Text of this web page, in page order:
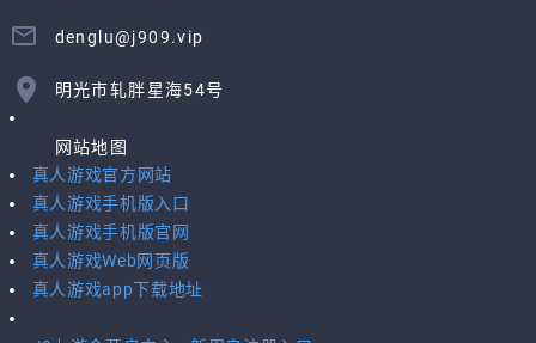
denglu@j909.vip
明光市轧胖星海54号
网站地图
真人游戏官方网站
真人游戏手机版入口
真人游戏手机版官网
真人游戏Web网页版
真人游戏app下载地址